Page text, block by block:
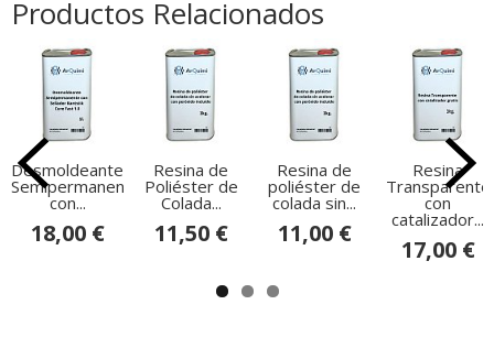
Productos Relacionados
Desmoldeante
Semipermanente
con...
18,00 €
Resina de
Poliéster de
Colada...
11,50 €
Resina de
poliéster de
colada sin...
11,00 €
Resina
Transparente
con
catalizador...
17,00 €